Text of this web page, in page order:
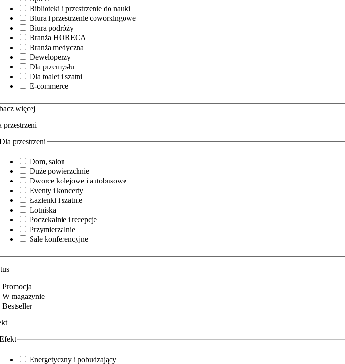
Biblioteki i przestrzenie do nauki
Biura i przestrzenie coworkingowe
Biura podróży
Branża HORECA
Branża medyczna
Deweloperzy
Dla przemysłu
Dla toalet i szatni
E‑commerce
więcej
przestrzeni
Dla przestrzeni
Dom, salon
Duże powierzchnie
Dworce kolejowe i autobusowe
Eventy i koncerty
Łazienki i szatnie
Lotniska
Poczekalnie i recepcje
Przymierzalnie
Sale konferencyjne
Promocja
W magazynie
Bestseller
Efekt
Energetyczny i pobudzający